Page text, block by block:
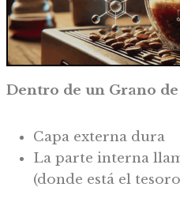
Dentro de un Grano de
Capa externa dura
La parte interna
(donde está el